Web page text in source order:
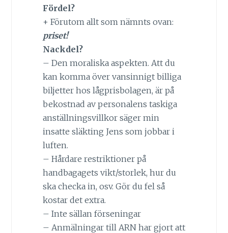
Fördel?
+ Förutom allt som nämnts ovan:
priset!
Nackdel?
– Den moraliska aspekten. Att du
kan komma över vansinnigt billiga
biljetter hos lågprisbolagen, är på
bekostnad av personalens taskiga
anställningsvillkor säger min
insatte släkting Jens som jobbar i
luften.
– Hårdare restriktioner på
handbagagets vikt/storlek, hur du
ska checka in, osv. Gör du fel så
kostar det extra.
– Inte sällan förseningar
– Anmälningar till ARN har gjort att